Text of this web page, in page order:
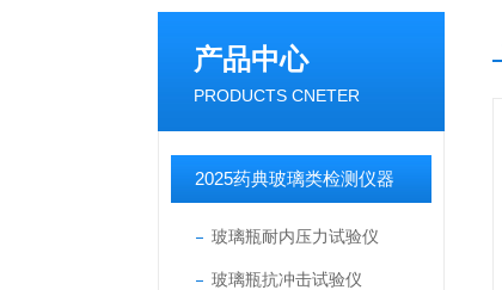
产品中心
PRODUCTS CNETER
2025药典玻璃类检测仪器
玻璃瓶耐内压力试验仪
玻璃瓶抗冲击试验仪